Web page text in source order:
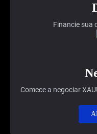
Financie sua
Comece a negociar